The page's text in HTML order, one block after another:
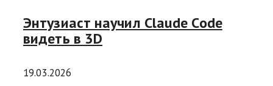
Энтузиаст научил Claude Code
видеть в 3D
19.03.2026